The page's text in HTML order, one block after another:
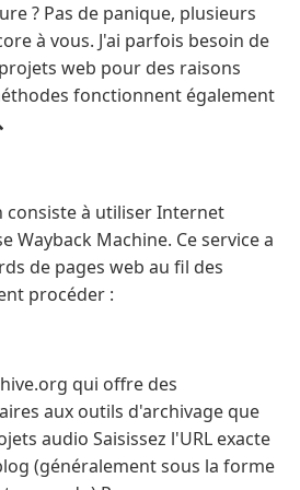
? Pas de panique, plusieurs
à vous. J'ai parfois besoin de
web pour des raisons
fonctionnent également
consiste à utiliser Internet
Wayback Machine. Ce service a
de pages web au fil des
procéder :
qui offre des
aux outils d'archivage que
audio Saisissez l'URL exacte
(généralement sous la forme